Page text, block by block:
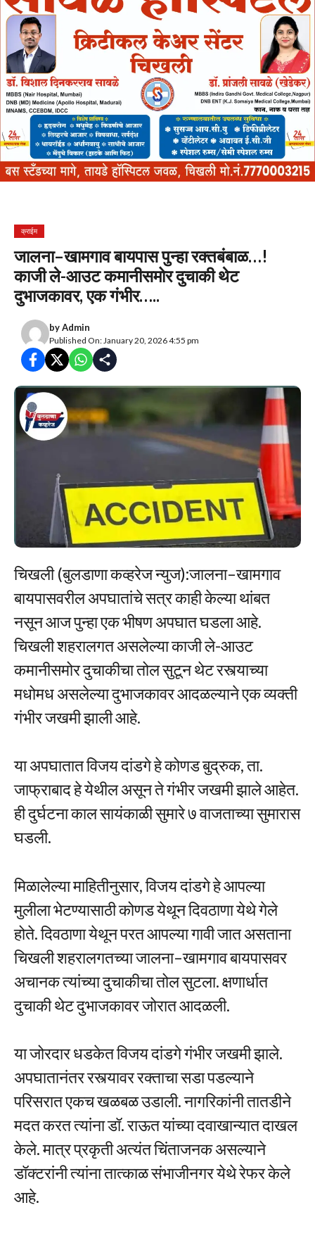
क्राईम
जालना–खामगाव बायपास पुन्हा रक्तबंबाळ…!
काजी ले-आउट कमानीसमोर दुचाकी थेट
दुभाजकावर, एक गंभीर…..
byAdmin
Published On: January 20, 2026 4:55 pm
चिखली (बुलडाणा कव्हरेज न्युज):जालना–खामगाव
बायपासवरील अपघातांचे सत्र काही केल्या थांबत
नसून आज पुन्हा एक भीषण अपघात घडला आहे.
चिखली शहरालगत असलेल्या काजी ले-आउट
कमानीसमोर दुचाकीचा तोल सुटून थेट रस्त्याच्या
मधोमध असलेल्या दुभाजकावर आदळल्याने एक व्यक्ती
गंभीर जखमी झाली आहे.
या अपघातात विजय दांडगे हे कोणड बुद्रुक, ता.
जाफ्राबाद हे येथील असून ते गंभीर जखमी झाले आहेत.
ही दुर्घटना काल सायंकाळी सुमारे ७ वाजताच्या सुमारास
घडली.
मिळालेल्या माहितीनुसार, विजय दांडगे हे आपल्या
मुलीला भेटण्यासाठी कोणड येथून दिवठाणा येथे गेले
होते. दिवठाणा येथून परत आपल्या गावी जात असताना
चिखली शहरालगतच्या जालना–खामगाव बायपासवर
अचानक त्यांच्या दुचाकीचा तोल सुटला. क्षणार्धात
दुचाकी थेट दुभाजकावर जोरात आदळली.
या जोरदार धडकेत विजय दांडगे गंभीर जखमी झाले.
अपघातानंतर रस्त्यावर रक्ताचा सडा पडल्याने
परिसरात एकच खळबळ उडाली. नागरिकांनी तातडीने
मदत करत त्यांना डॉ. राऊत यांच्या दवाखान्यात दाखल
केले. मात्र प्रकृती अत्यंत चिंताजनक असल्याने
डॉक्टरांनी त्यांना तात्काळ संभाजीनगर येथे रेफर केले
आहे.